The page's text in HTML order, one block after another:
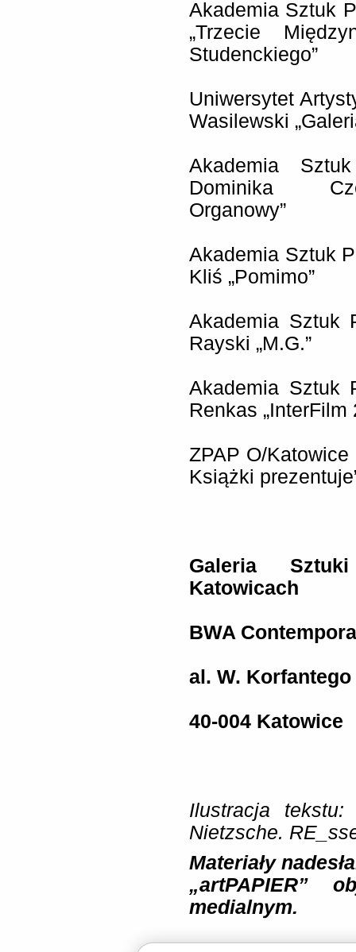
Akademia Sztuk
„Trzecie
Studenckiego”
Uniwersytet
Wasilewski
Akademia
Dominika
Organowy”
Akademia Sztuk
Kliś „Pomimo”
Akademia Sztuk
Rayski „M.G.”
Akademia Sztuk
Renkas „InterFilm
ZPAP O/
Książki
Galeria
Katowicach
BWA
al. W. Korfantego
40-004 Katowice
Ilustracja
Nietzsche.
Materiały
„artPAPIER”
medialnym.